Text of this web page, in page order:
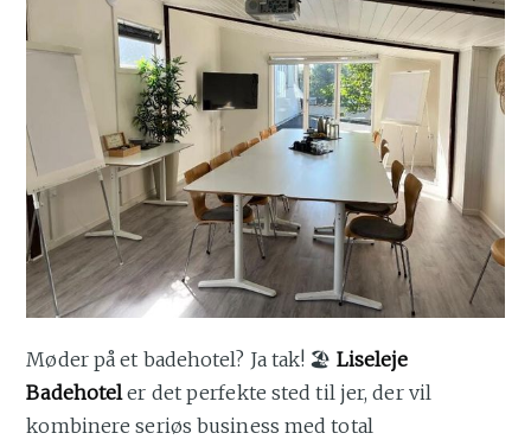
Møder på et badehotel? Ja tak! 🏖️ Liseleje
Badehoteler det perfekte sted til jer, der vil
kombinere seriøs business med total